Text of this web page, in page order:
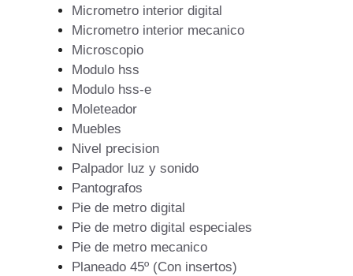
Micrometro interior digital
Micrometro interior mecanico
Microscopio
Modulo hss
Modulo hss-e
Moleteador
Muebles
Nivel precision
Palpador luz y sonido
Pantografos
Pie de metro digital
Pie de metro digital especiales
Pie de metro mecanico
Planeado 45º (Con insertos)